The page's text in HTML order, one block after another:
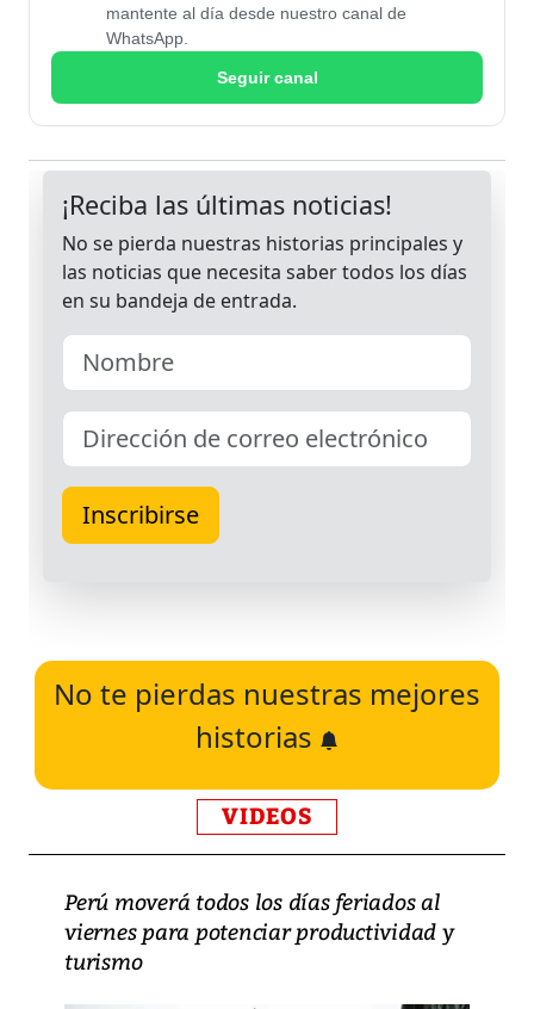
mantente al día desde nuestro canal de
WhatsApp.
Seguir canal
No te pierdas nuestras mejores
historias
VIDEOS
Perú moverá todos los días feriados al
viernes para potenciar productividad y
turismo